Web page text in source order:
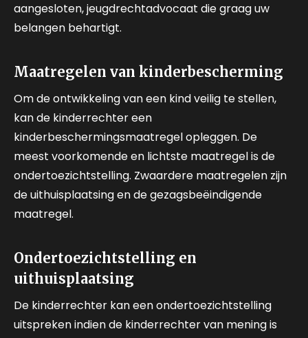
aangesloten, jeugdrechtadvocaat die graag uw
belangen behartigt.
Maatregelen van kinderbescherming
Om de ontwikkeling van een kind veilig te stellen,
kan de kinderrechter een
kinderbeschermingsmaatregel opleggen. De
meest voorkomende en lichtste maatregel is de
ondertoezichtstelling. Zwaardere maatregelen zijn
de uithuisplaatsing en de gezagsbeëindigende
maatregel.
Ondertoezichtstelling en
uithuisplaatsing
De kinderrechter kan een ondertoezichtstelling
uitspreken indien de kinderrechter van mening is